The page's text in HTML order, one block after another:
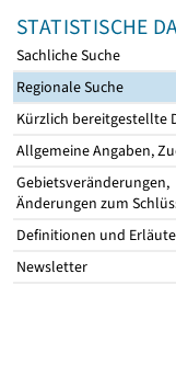
STATISTISCHE
Sachliche Suche
Regionale Suche
Kürzlich bereitgestellte
Allgemeine Angaben,
Gebietsveränderungen,
Änderungen zum
Definitionen und
Newsletter